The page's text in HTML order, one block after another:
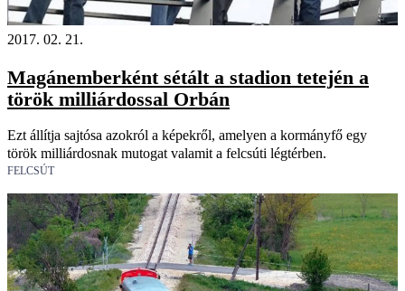
2017. 02. 21.
Magánemberként sétált a stadion tetején a
török milliárdossal Orbán
Ezt állítja sajtósa azokról a képekről, amelyen a kormányfő egy
török milliárdosnak mutogat valamit a felcsúti légtérben.
FELCSÚT